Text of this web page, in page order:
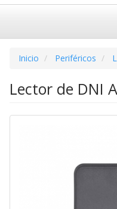
Inicio Periféricos
Lector de DNI